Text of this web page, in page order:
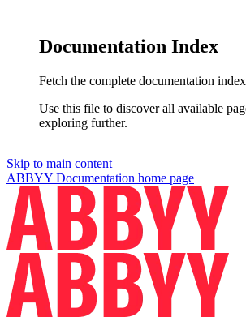
Documentation Index
Fetch the complete documentation
Use this file to discover all available
exploring further.
Skip to main content
ABBYY Documentation home page